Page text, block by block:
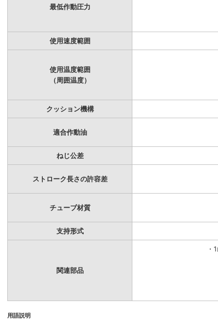
最低作動圧力
使用速度範囲
使用温度範囲
（周囲温度）
クッション機構
適合作動油
ねじ公差
ストローク長さの許容差
チューブ材質
支持形式
関連部品
・
用語説明